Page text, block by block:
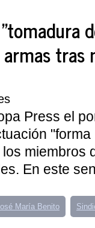
tras
Press el
miembros
En este
María Benito